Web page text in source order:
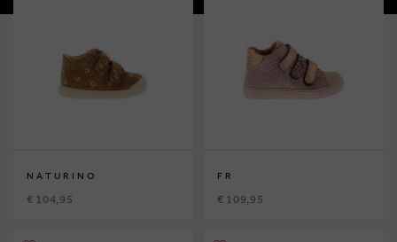
NATURINO
€ 104,95
FR
€ 109,95